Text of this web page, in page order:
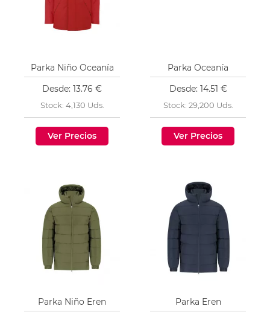
Parka Niño Oceanía
Desde: 13.76 €
Stock: 4,130 Uds.
Ver Precios
Parka Oceanía
Desde: 14.51 €
Stock: 29,200 Uds.
Ver Precios
Parka Niño Eren
Parka Eren